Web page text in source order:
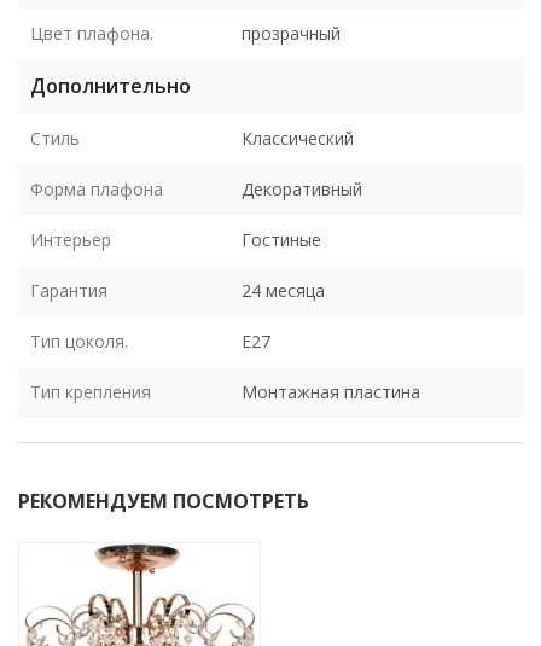
Цвет плафона. прозрачный
Дополнительно
Стиль Классический
Форма плафона Декоративный
Интерьер Гостиные
Гарантия 24 месяца
Тип цоколя. E27
Тип крепления Монтажная пластина
РЕКОМЕНДУЕМ ПОСМОТРЕТЬ